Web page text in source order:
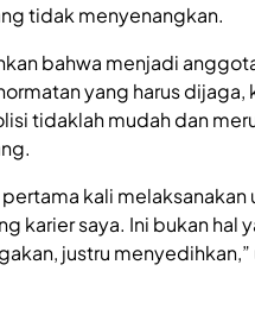
tidak menyenangkan.
bahwa menjadi
yang harus dijaga,
tidaklah mudah dan
pertama kali
karier saya. Ini bukan hal
justru menyedihkan,”